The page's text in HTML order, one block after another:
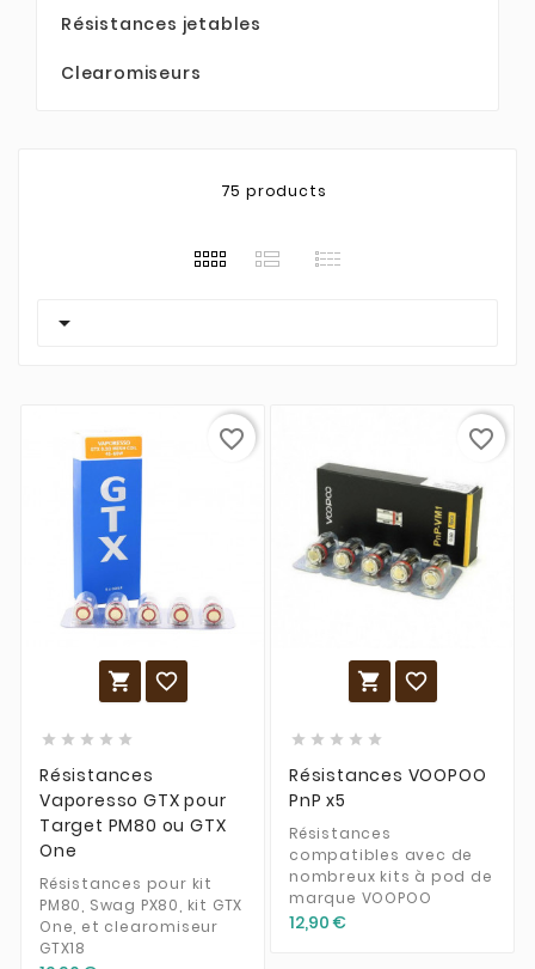
Résistances jetables
Clearomiseurs
75 products

 
    
Résistances
Vaporesso GTX pour
Target PM80 ou GTX
One
Résistances pour kit
PM80, Swag PX80, kit GTX
One, et clearomiseur
GTX18
favorite_border
 
    
Résistances VOOPOO
PnP x5
Résistances
compatibles avec de
nombreux kits à pod de
marque VOOPOO
12,90 €
favorite_border